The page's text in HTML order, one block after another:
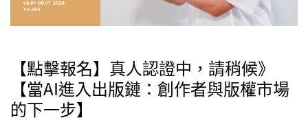
【點擊報名】真人認證中，請稍候》
【當AI進入出版鏈：創作者與版權市場
的下一步】